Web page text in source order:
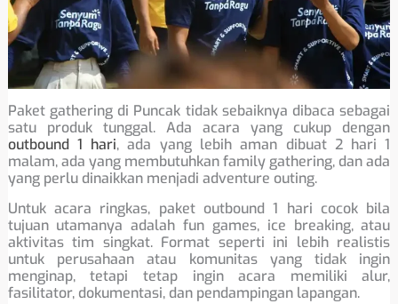
Paket gathering di Puncak tidak sebaiknya dibaca sebagai
satu produk tunggal. Ada acara yang cukup dengan
outbound 1 hari, ada yang lebih aman dibuat 2 hari 1
malam, ada yang membutuhkan family gathering, dan ada
yang perlu dinaikkan menjadi adventure outing.
Untuk acara ringkas, paket outbound 1 hari cocok bila
tujuan utamanya adalah fun games, ice breaking, atau
aktivitas tim singkat. Format seperti ini lebih realistis
untuk perusahaan atau komunitas yang tidak ingin
menginap, tetapi tetap ingin acara memiliki alur,
fasilitator, dokumentasi, dan pendampingan lapangan.